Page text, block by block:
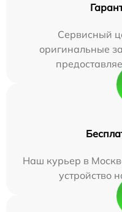
Сервисный
оригинальные
Наш курьер в
устройство